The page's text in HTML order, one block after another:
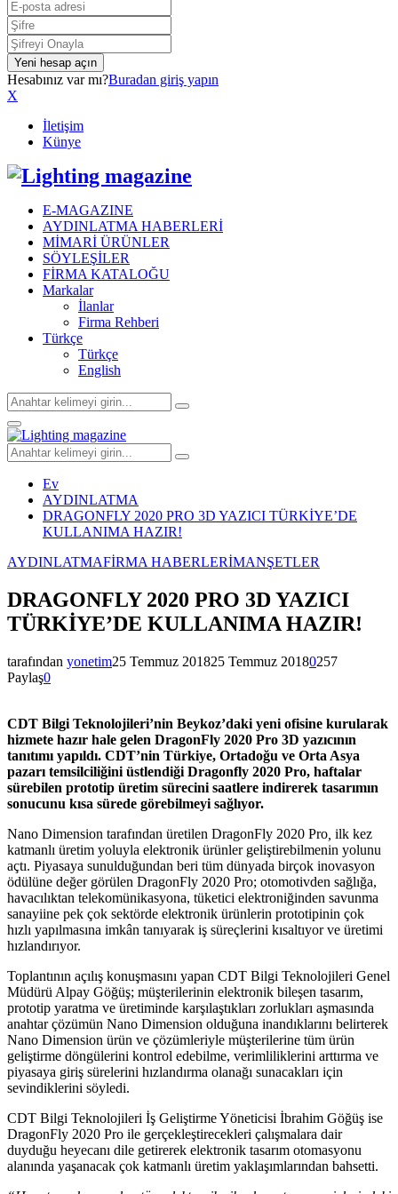
Hesabınız var mı?Buradan giriş yapın
X
İletişim
Künye
Facebook
Instagram
Linkedin
Youtube
E-MAGAZINE
AYDINLATMA HABERLERİ
MİMARİ ÜRÜNLER
SÖYLEŞİLER
FİRMA KATALOĞU
Markalar
İlanlar
Firma Rehberi
Türkçe
Türkçe
English
Arayın:
Arama
Birincil
Menü
Arayın:
Arama
Ev
AYDINLATMA
DRAGONFLY 2020 PRO 3D YAZICI TÜRKİYE’DE
KULLANIMA HAZIR!
AYDINLATMAFİRMA HABERLERİMANŞETLER
DRAGONFLY 2020 PRO 3D YAZICI
TÜRKİYE’DE KULLANIMA HAZIR!
tarafından yonetim25 Temmuz 201825 Temmuz 20180257
Paylaş0
CDT Bilgi Teknolojileri’nin Beykoz’daki yeni ofisine kurularak
hizmete hazır hale gelen DragonFly 2020 Pro 3D yazıcının
tanıtımı yapıldı. CDT’nin Türkiye, Ortadoğu ve Orta Asya
pazarı temsilciliğini üstlendiği Dragonfly 2020 Pro, haftalar
sürebilen prototip üretim sürecini saatlere indirerek tasarımın
sonucunu kısa sürede görebilmeyi sağlıyor.
Nano Dimension tarafından üretilen DragonFly 2020 Pro ilk kez
katmanlı üretim yoluyla elektronik ürünler geliştirebilmenin yolunu
açtı. Piyasaya sunulduğundan beri tüm dünyada birçok inovasyon
ödülüne değer görülen DragonFly 2020 Pro; otomotivden sağlığa,
havacılıktan telekomünikasyona, tüketici elektroniğinden savunma
sanayiine pek çok sektörde elektronik ürünlerin prototipinin çok
hızlı yapılmasına imkân tanıyarak iş süreçlerini kısaltıyor ve üretimi
hızlandırıyor.
Toplantının açılış konuşmasını yapan CDT Bilgi Teknolojileri Genel
Müdürü Alpay Göğüş; müşterilerinin elektronik bileşen tasarım,
prototip yaratma ve üretiminde karşılaştıkları zorlukları aşmasında
anahtar çözümün Nano Dimension olduğuna inandıklarını belirterek
Nano Dimension ürün ve çözümleriyle müşterilerine tüm ürün
geliştirme döngülerini kontrol edebilme, verimliliklerini arttırma ve
piyasaya giriş sürelerini hızlandırma olanağı sunacakları için
sevindiklerini söyledi.
CDT Bilgi Teknolojileri İş Geliştirme Yöneticisi İbrahim Göğüş ise
DragonFly 2020 Pro ile gerçekleştirecekleri çalışmalara dair
duyduğu heyecanı dile getirerek elektronik tasarım otomasyonu
alanında yaşanacak çok katmanlı üretim yaklaşımlarından bahsetti.